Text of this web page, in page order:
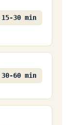
15-30 min
30-60 min